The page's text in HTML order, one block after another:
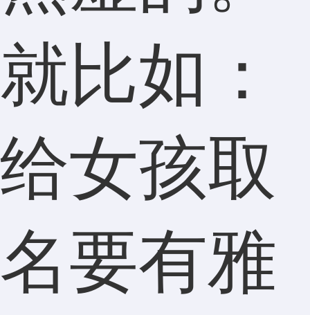
就比如：
给女孩取
名要有雅